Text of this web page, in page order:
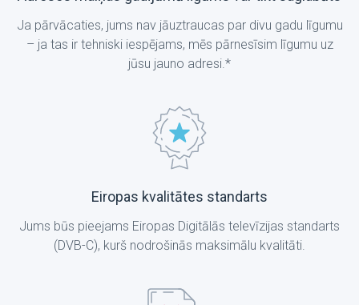
Ja pārvācaties, jums nav jāuztraucas par divu gadu līgumu
– ja tas ir tehniski iespējams, mēs pārnesīsim līgumu uz
jūsu jauno adresi.*
Eiropas kvalitātes standarts
Jums būs pieejams Eiropas Digitālās televīzijas standarts
(DVB-C), kurš nodrošinās maksimālu kvalitāti.